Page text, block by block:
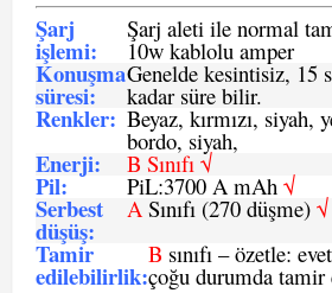
Şarj
işlemi:
Şarj aleti ile normal
10w kablolu amper
Konuşma
süresi:
Genelde kesintisiz, 15
kadar süre bilir.
Renkler: Beyaz, kırmızı, siyah,
bordo, siyah,
Enerji: B Sınıfı √
Pil: PiL:3700 A mAh √
Serbest
düşüş:
ASınıfı (270 düşme) √
Tamir
edilebilirlik:
B sınıfı – özetle:
çoğu durumda